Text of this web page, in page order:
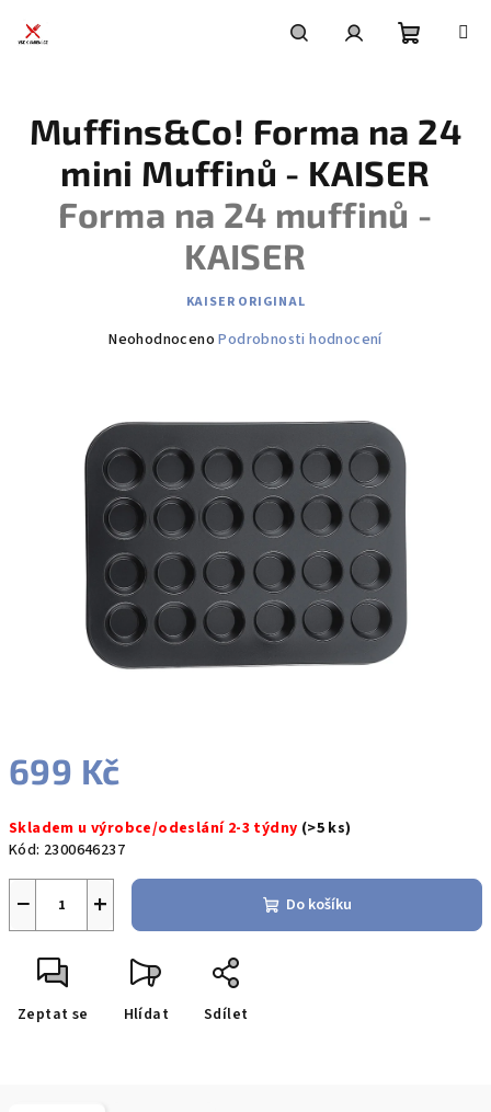
košík
699 Kč
cena:
Skladem u výrobce/odeslání 2-3 týdny (>5 ks)
Kód: 2300646237
+
− Do košíku
Zeptat se Hlídat Sdílet
Muffins&Co! Forma na 24
mini Muffinů - KAISER
Forma na 24 muffinů -
KAISER
KAISER ORIGINAL
Průměrné
0,0
z
5
hvězdiček.
Neohodnoceno Podrobnosti hodnocení